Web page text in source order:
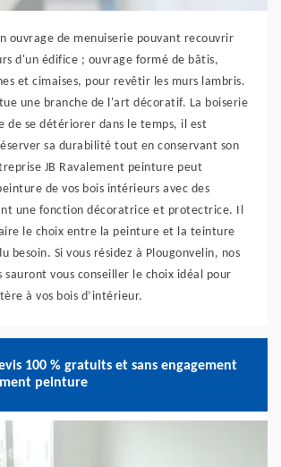
ouvrage de menuiserie pouvant recouvrir
d'un édifice ; ouvrage formé de bâtis,
et cimaises, pour revêtir les murs lambris.
une branche de l'art décoratif. La boiserie
de se détériorer dans le temps, il est
sa durabilité tout en conservant son
JB Ravalement peinture peut
de vos bois intérieurs avec des
une fonction décoratrice et protectrice. Il
le choix entre la peinture et la teinture
besoin. Si vous résidez à Plougonvelin, nos
sauront vous conseiller le choix idéal pour
à vos bois d’intérieur.
100 % gratuits et sans engagement
peinture